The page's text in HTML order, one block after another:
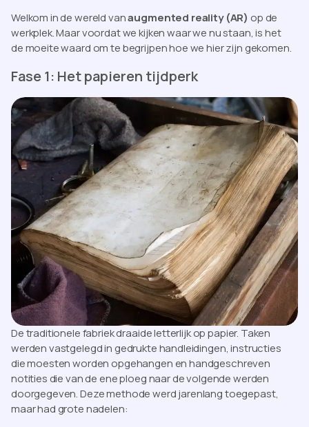
Welkom in de wereld vanaugmented reality (AR) op de
werkplek. Maar voordat we kijken waar we nu staan, is het
de moeite waard om te begrijpen hoe we hier zijn gekomen.
Fase 1: Het papieren tijdperk
De traditionele fabriek draaide letterlijk op papier. Taken
werden vastgelegd in gedrukte handleidingen, instructies
die moesten worden opgehangen en handgeschreven
notities die van de ene ploeg naar de volgende werden
doorgegeven. Deze methode werd jarenlang toegepast,
maar had grote nadelen: